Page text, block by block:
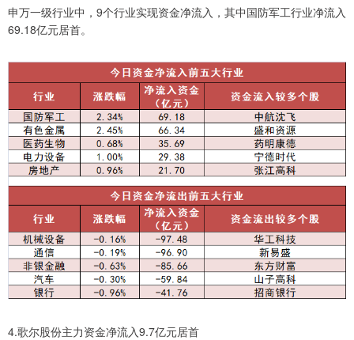
申万一级行业中，9个行业实现资金净流入，其中国防军工行业净流入
69.18亿元居首。
4.歌尔股份主力资金净流入9.7亿元居首